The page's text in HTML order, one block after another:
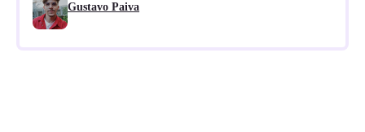
Gustavo Paiva